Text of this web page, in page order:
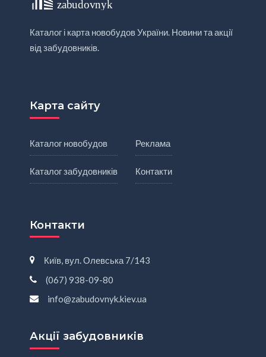
Каталог і карта новобудов України. Новини та акції
від забудовників.
Карта сайту
Каталог новобудов
Каталог забудовників
Реклама
Контакти
Контакти
Київ, вул. Олевська 7/143
(067) 938-09-80
info@zabudovnyk.kiev.ua
Акції забудовників